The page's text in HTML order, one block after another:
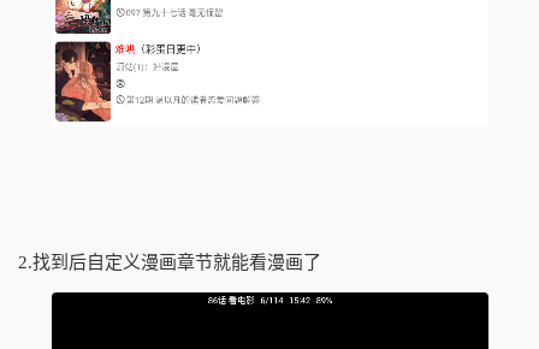
2.找到后自定义漫画章节就能看漫画了